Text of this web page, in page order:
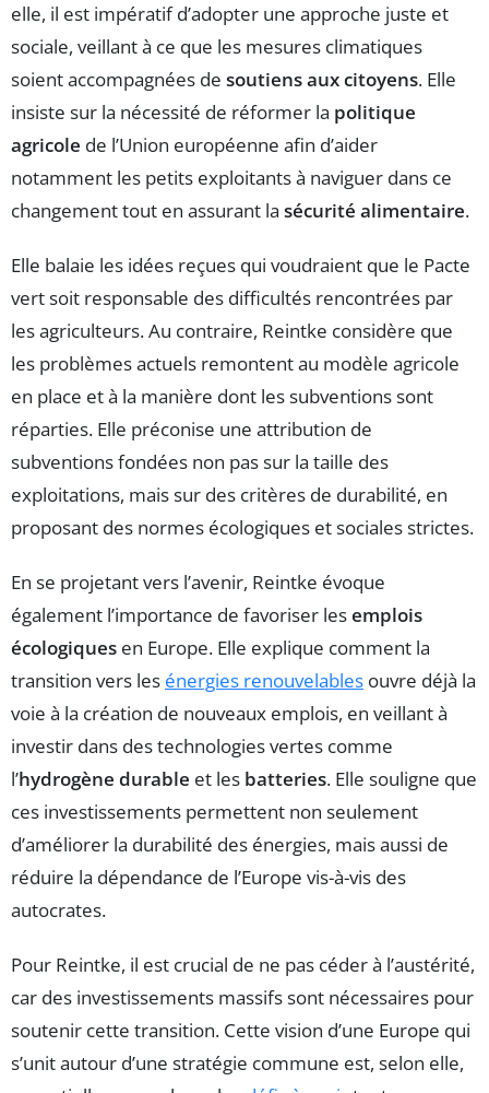
elle, il est impératif d’adopter une approche juste et
sociale, veillant à ce que les mesures climatiques
soient accompagnées de soutiens aux citoyens. Elle
insiste sur la nécessité de réformer la politique
agricole de l’Union européenne afin d’aider
notamment les petits exploitants à naviguer dans ce
changement tout en assurant la sécurité alimentaire.
Elle balaie les idées reçues qui voudraient que le Pacte
vert soit responsable des difficultés rencontrées par
les agriculteurs. Au contraire, Reintke considère que
les problèmes actuels remontent au modèle agricole
en place et à la manière dont les subventions sont
réparties. Elle préconise une attribution de
subventions fondées non pas sur la taille des
exploitations, mais sur des critères de durabilité, en
proposant des normes écologiques et sociales strictes.
En se projetant vers l’avenir, Reintke évoque
également l’importance de favoriser lesemplois
écologiques en Europe. Elle explique comment la
transition vers les énergies renouvelables ouvre déjà la
voie à la création de nouveaux emplois, en veillant à
investir dans des technologies vertes comme
l’hydrogène durable et les batteries. Elle souligne que
ces investissements permettent non seulement
d’améliorer la durabilité des énergies, mais aussi de
réduire la dépendance de l’Europe vis-à-vis des
autocrates.
Pour Reintke, il est crucial de ne pas céder à l’austérité,
car des investissements massifs sont nécessaires pour
soutenir cette transition. Cette vision d’une Europe qui
s’unit autour d’une stratégie commune est, selon elle,